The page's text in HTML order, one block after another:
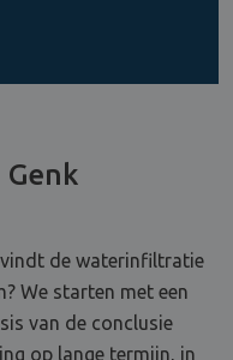
de waterinfiltratie
We starten met een
van de conclusie
op lange termijn, in